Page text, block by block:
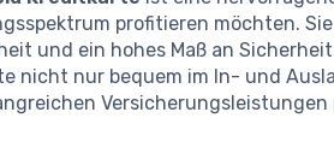
profitieren möchten.
und ein hohes Maß an
nicht nur bequem im In- und
Versicherungsleistungen